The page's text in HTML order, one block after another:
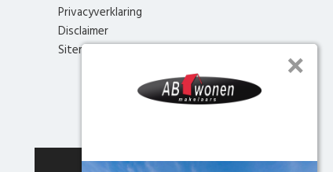
Privacyverklaring
Disclaimer
Sitemap